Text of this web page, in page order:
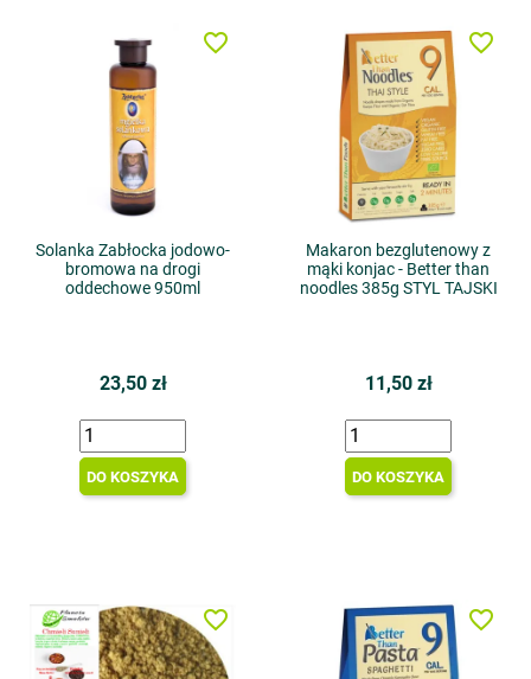
Solanka Zabłocka jodowo-
bromowa na drogi
oddechowe 950ml
23,50 zł
DO KOSZYKA
favorite_border
Makaron bezglutenowy z
mąki konjac - Better than
noodles 385g STYL TAJSKI
11,50 zł
DO KOSZYKA
favorite_border
favorite_border favorite_border